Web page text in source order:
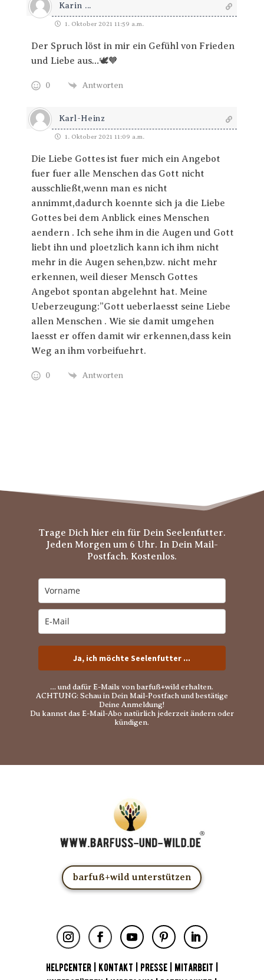
Karin ...
1. Oktober 2021 11:59 a.m.
Der Spruch löst in mir ein Gefühl von Frieden
und Liebe aus…🕊🧡
0 Antworten
Karl-Heinz
1. Oktober 2021 11:09 a.m.
Die Liebe Gottes ist fuer mich ein Angebot
fuer fuer alle Menschen das Gott nicht
ausschließt,wenn man es nicht
annimmt,dadurch koennte sich ja die Liebe
Gottes bei dem Anblick eines Menschen
aendern . Ich sehe ihm in die Augen und Gott
liebt ihn und ploetzlich kann ich ihm nicht
mehr in die Augen sehen,bzw. nicht mehr
erkennen, weil dieser Mensch Gottes
Angebot spontan abgelehnt hat. Meine
Ueberzeugung:”Gott ueberlaesst seine Liebe
allen Menschen . Wie sie damit umgehen
laesst er offen damit wir erkennen,dass kein
Weg an ihm vorbeifuehrt.
0 Antworten
Trage Dich hier ein für Dein Seelenfutter.
Jeden Morgen um 6 Uhr. In Dein Mail-
Postfach. Kostenlos.
Ja, ich möchte Seelenfutter ...
… und dafür E-Mails von barfuß+wild erhalten.
ACHTUNG: Schau in Dein Mail-Postfach und bestätige
Deine Anmeldung!
Du kannst das E-Mail-Abo natürlich jederzeit ändern oder
kündigen.
barfuß+wild unterstützen
HELPCENTER| KONTAKT PRESSE| MITARBEIT